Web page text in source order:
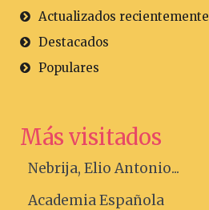
Actualizados recientemente
Destacados
Populares
Más visitados
Nebrija, Elio Antonio...
Academia Española